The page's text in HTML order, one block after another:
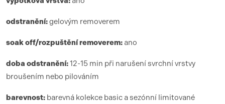
odstranění:gelovým removerem
soak off/rozpuštění removerem: ano
doba odstranění:12-15 min při narušení svrchní vrstvy
broušením nebo pilováním
barevnost: barevná kolekce basic a sezónní limitované